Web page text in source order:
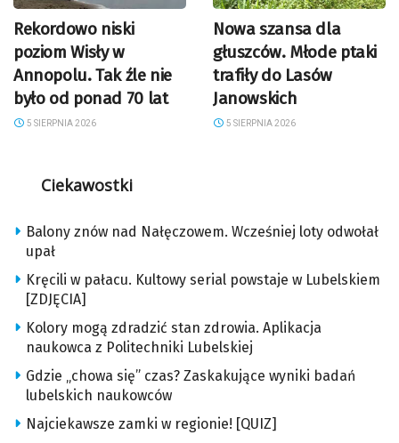
Rekordowo niski
poziom Wisły w
Annopolu. Tak źle nie
było od ponad 70 lat
5 SIERPNIA 2026
Nowa szansa dla
głuszców. Młode ptaki
trafiły do Lasów
Janowskich
5 SIERPNIA 2026
Ciekawostki
Balony znów nad Nałęczowem. Wcześniej loty odwołał
upał
Kręcili w pałacu. Kultowy serial powstaje w Lubelskiem
[ZDJĘCIA]
Kolory mogą zdradzić stan zdrowia. Aplikacja
naukowca z Politechniki Lubelskiej
Gdzie „chowa się” czas? Zaskakujące wyniki badań
lubelskich naukowców
Najciekawsze zamki w regionie! [QUIZ]